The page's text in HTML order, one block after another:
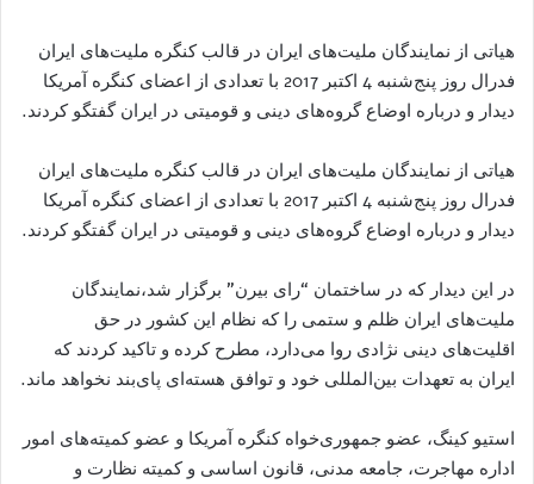
هیاتی از نمایندگان ملیت‌های ایران در قالب کنگره ملیت‌های ایران
فدرال روز پنج‌شنبه 4 اکتبر 2017 با تعدادی از اعضای کنگره آمریکا
دیدار و درباره اوضاع گروه‌های دینی و قومیتی در ایران گفتگو کردند.
هیاتی از نمایندگان ملیت‌های ایران در قالب کنگره ملیت‌های ایران
فدرال روز پنج‌شنبه 4 اکتبر 2017 با تعدادی از اعضای کنگره آمریکا
دیدار و درباره اوضاع گروه‌های دینی و قومیتی در ایران گفتگو کردند.
در این دیدار که در ساختمان “رای بیرن” برگزار شد،نمایندگان
ملیت‌های ایران ظلم و ستمی را که نظام این کشور در حق
اقلیت‌های دینی نژادی روا می‌دارد، مطرح کرده و تاکید کردند که
ایران به تعهدات بین‌المللی خود و توافق هسته‌ای پای‌بند نخواهد ماند.
استیو کینگ، عضو جمهوری‌خواه کنگره آمریکا و عضو کمیته‌های امور
اداره مهاجرت، جامعه مدنی، قانون اساسی و کمیته نظارت و